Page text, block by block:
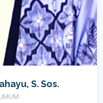
S. Sos.